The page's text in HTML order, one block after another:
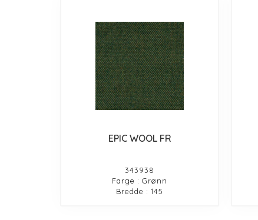
EPIC WOOL FR
343938
Farge : Grønn
Bredde : 145